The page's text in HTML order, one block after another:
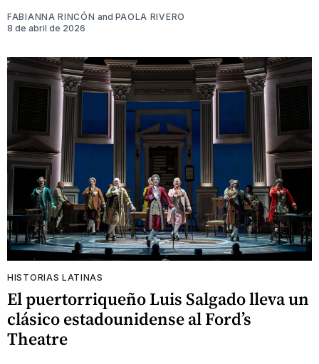
FABIANNA RINCÓN and PAOLA RIVERO
8 de abril de 2026
HISTORIAS LATINAS
El puertorriqueño Luis Salgado lleva un
clásico estadounidense al Ford’s
Theatre